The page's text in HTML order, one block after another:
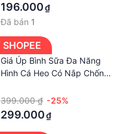
196.000₫
Đã bán 1
SHOPEE
Giá Úp Bình Sữa Đa Năng
Hình Cá Heo Có Nắp Chống
Bình Sữa Đi Kèm Tay
Cầm,Khay Hứng Nước
399.000 ₫ -25%
299.000₫